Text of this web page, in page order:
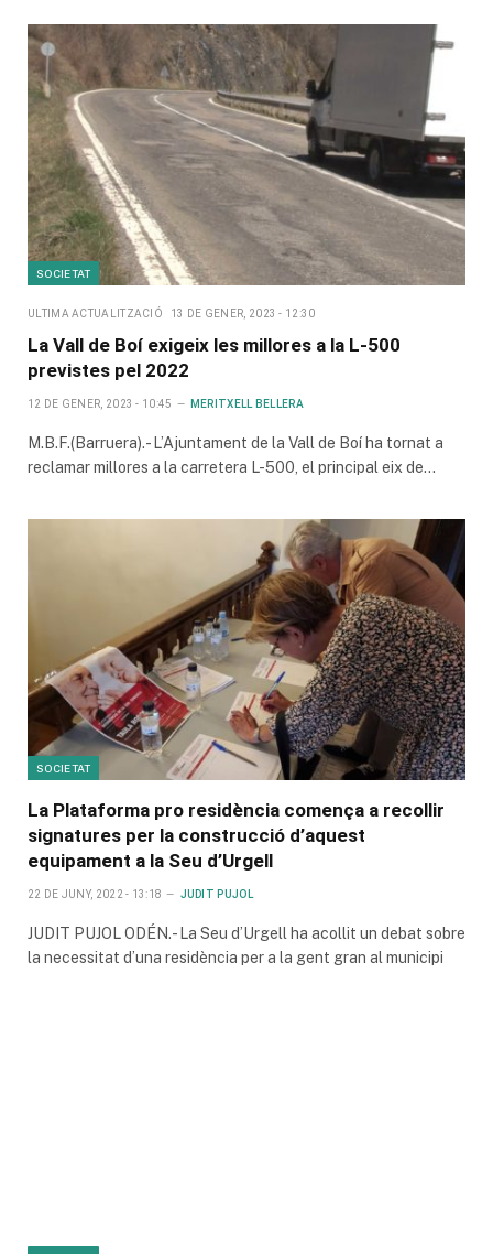
SOCIETAT
ULTIMA ACTUALITZACIÓ 13 DE GENER, 2023 - 12:30
La Vall de Boí exigeix les millores a la L-500
previstes pel 2022
12 DE GENER, 2023 - 10:45 MERITXELL BELLERA
M.B.F.(Barruera).- L’Ajuntament de la Vall de Boí ha tornat a
reclamar millores a la carretera L-500, el principal eix de…
SOCIETAT
La Plataforma pro residència comença a recollir
signatures per la construcció d’aquest
equipament a la Seu d’Urgell
22 DE JUNY, 2022 - 13:18 JUDIT PUJOL
JUDIT PUJOL ODÉN.- La Seu d’Urgell ha acollit un debat sobre
la necessitat d’una residència per a la gent gran al municipi